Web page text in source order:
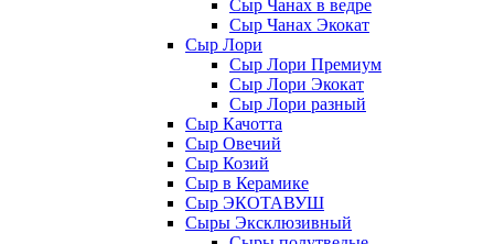
Сыр Чанах в ведре
Сыр Чанах Экокат
Сыр Лори
Сыр Лори Премиум
Сыр Лори Экокат
Сыр Лори разный
Сыр Качотта
Сыр Овечий
Сыр Козий
Сыр в Керамике
Сыр ЭКОТАВУШ
Сыры Эксклюзивный